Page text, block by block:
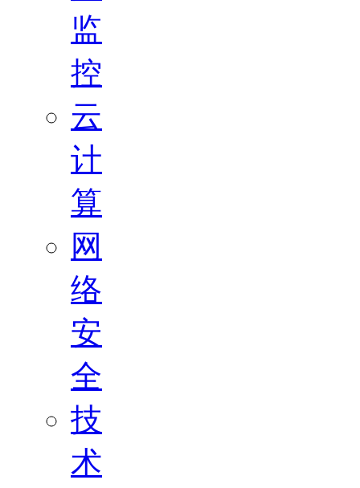
监
控
云
计
算
网
络
安
全
技
术